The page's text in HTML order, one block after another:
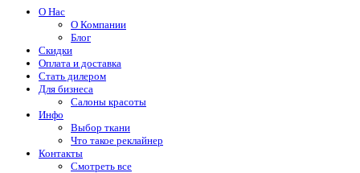
О Нас
О Компании
Блог
Скидки
Оплата и доставка
Стать дилером
Для бизнеса
Салоны красоты
Инфо
Выбор ткани
Что такое реклайнер
Контакты
Смотреть все